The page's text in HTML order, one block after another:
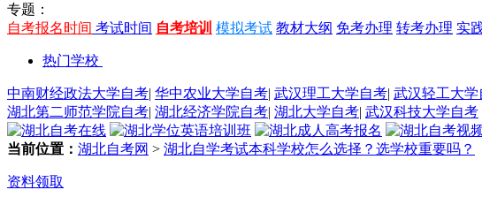
专题：
自考报名时间 考试时间 自考培训 模拟考试 教材大纲 免考办理 转考办理 实
热门学校
中南财经政法大学自考| 华中农业大学自考| 武汉理工大学自考| 武汉轻工大学
湖北第二师范学院自考| 湖北经济学院自考| 湖北大学自考| 武汉科技大学自考
当前位置： 湖北自考网 > 湖北自学考试本科学校怎么选择？选学校重要吗？
资料领取